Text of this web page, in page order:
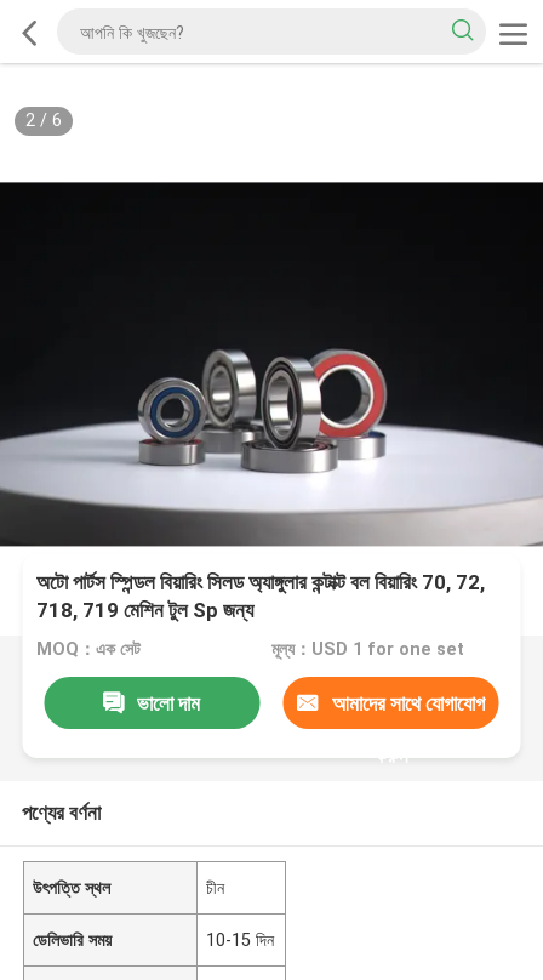
2/ 6
অটো পার্টস স্পিন্ডল বিয়ারিং সিলড অ্যাঙ্গুলার কন্টাক্ট বল বিয়ারিং 70, 72,
718, 719 মেশিন টুল Sp জন্য
MOQ：এক সেট মূল্য：USD 1 for one set
ভালো দাম আমাদের সাথে যোগাযোগ
করুন
পণ্যের বর্ণনা
উৎপত্তি স্থল চীন
ডেলিভারি সময় 10-15 দিন